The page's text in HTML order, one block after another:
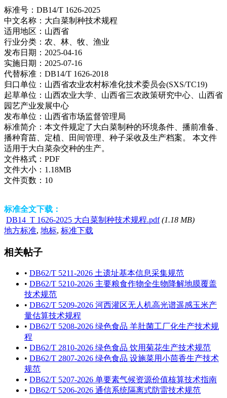
标准号： DB14/T 1626-2025
中文名称： 大白菜制种技术规程
适用地区： 山西省
行业分类： 农、林、牧、渔业
发布日期： 2025-04-16
实施日期： 2025-07-16
代替标准： DB14/T 1626-2018
归口单位： 山西省农业农村标准化技术委员会(SXS/TC19)
起草单位： 山西农业大学、山西省三农政策研究中心、山西省
园艺产业发展中心
发布单位： 山西省市场监督管理局
标准简介： 本文件规定了大白菜制种的环境条件、播前准备、
播种育苗、定植、田间管理、种子采收及生产档案。 本文件
适用于大白菜杂交种的生产。
文件格式： PDF
文件大小： 1.18MB
文件页数： 10
标准全文下载：
DB14_T 1626-2025 大白菜制种技术规程.pdf (1.18 MB)
地方标准, 地标, 标准下载
相关帖子
• DB62/T 5211-2026 土遗址基本信息采集规范
• DB62/T 5210-2026 主要粮食作物全生物降解地膜覆盖
技术规范
• DB62/T 5209-2026 河西灌区无人机高光谱遥感玉米产
量估算技术规程
• DB62/T 5208-2026 绿色食品 羊肚菌工厂化生产技术规
程
• DB62/T 2810-2026 绿色食品 饮用菊花生产技术规范
• DB62/T 2807-2026 绿色食品 设施菜用小茴香生产技术
规范
• DB62/T 5207-2026 单要素气候资源价值核算技术指南
• DB62/T 5206-2026 通信系统隔离式防雷技术规范